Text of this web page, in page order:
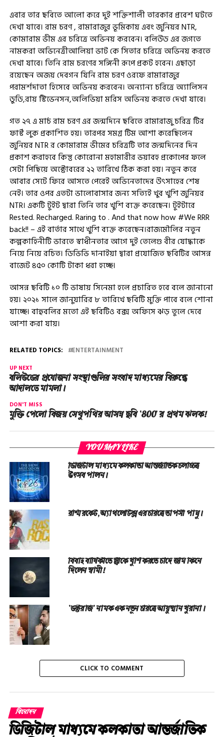
এবার তার ছবিতে আলো করে দুই শক্তিশালী তারকার প্রবেশ ঘটতে
দেখা যাবে। রাম চরণ , রামারাজুর ভূমিকায় এবং জুনিয়র NTR,
কোমারাম ভীম এর চরিত্রে অভিনয় করবেন। বলিউড এর জগতে
নামকরা অভিনেত্রীআলিয়া ভাট কে সিতার চরিত্রে অভিনয় করতে
দেখা যাবে। তিনি রাম চরণের সঙ্গিনী রূপে প্রকট হবেন। এছাড়া
রয়েছেন অজয় দেবগন যিনি রাম চরণ ওরফে রামারাজুর
পরামর্শদাতা হিসেবে অভিনয় করবেন। অন্যান্য চরিত্রে অ্যালিসন
ডুডি,রায় স্টিভেনসন,অলিভিয়া মরিস অভিনয় করতে দেখা যাবে।
গত ২৭ এ মার্চ রাম চরণ এর জন্মদিনে ছবিতে রামারাজু চরিত্র টির
ফার্স্ট লুক প্রকাশিত হয়। তারপর সমগ্র টিম আশা করেছিলেন
জুনিয়র NTR র কোমারাম ভীমের চরিত্রটি তার জন্মদিনের দিন
প্রকাশ করাহবে কিন্তু কোরোনা মহামারীর ভয়াবহ প্রকোপের ফলে
সেটা পিছিয়ে অক্টোবরের ২২ তারিখে ঠিক করা হয়। নতুন করে
আবার সেটে ফিরে আসতে পেরেই অভিনেতাদের উৎসাহের শেষ
নেই। তার ওপর এতটা ভালোবাসার জন্য সত্যিই খুব খুশি জুনিয়র
NTR। একটি টুইট দ্বারা তিনি তার খুশি ব্যক্ত করেছেন। টুইটারে
Rested. Recharged. Raring to . And that now how #We RRR
back!! – এই বার্তার সাথে খুশি ব্যক্ত করেছেন।রাজমৌলির নতুন
কল্পকাহিনীটি ভারতে স্বাধীনতার আগে দুই তেলেগু বীর যোদ্ধাকে
নিয়ে নিয়ে রচিত। ডিভিভি দানাইয়া দ্বারা প্রযোজিত ছবিটির আসন্ন
বাজেট ৪৫০ কোটি টাকা ধরা হচ্ছে।
আসন্ন ছবিটি ১০ টি ভাষায় সিনেমা হলে প্রচারিত হবে বলে জানানো
হয়। ২০২১ সালে জানুয়ারির ৮ তারিখে ছবিটি মুক্তি পাবে বলে শোনা
যাচ্ছে। বাহুবলির মতো এই ছবিটিও বক্স অফিসে ঝড় তুলে দেবে
আশা করা যায়।
RELATED TOPICS: ENTERTAINMENT
UP NEXT
বলিউডের প্রযোজনা সংস্থাগুলির সংবাদ মাধ্যমের বিরুদ্ধে
আদালতে মামলা।
DON'T MISS
মুক্তি পেলো বিজয় সেথুপথির আসন্ন ছবি ‘800’ র প্রথম ঝলক!
YOU MAY LIKE
ডিজিটাল মাধ্যমে কলকাতা আন্তর্জাতিক চলচ্চিত্র
উৎসব পালন।
রশ্মি রকেট, অ্যাথলেটিক্স এর চরিত্রে তাপসী পান্নু।
বিবাহ বার্ষিকীতে স্ত্রীকে খুশি করতে চাঁদে জমি কিনে
দিলেন স্বামী!
‘ডক্টর জি’ নামক এক নতুন চরিত্রে আয়ুষ্মান খুরানা।
CLICK TO COMMENT
বিনোদন
ডিজিটাল মাধ্যমে কলকাতা আন্তর্জাতিক